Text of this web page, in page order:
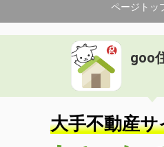
間取り
ワンル
富山県富山市赤田
価 格
住 所
富山県
専有面積 48.27m²
間取り
1LDK
富山県富山市八尾町杉田
ページトッ
goo
大手不動産サ